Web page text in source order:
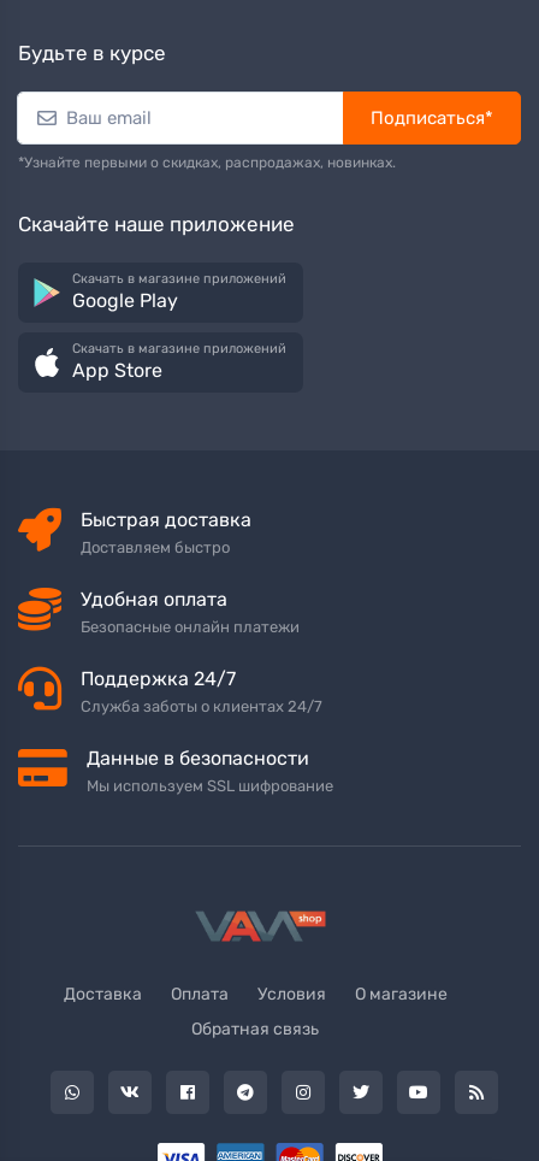
Будьте в курсе
Подписаться*
*Узнайте первыми о скидках, распродажах, новинках.
Скачайте наше приложение
Скачать в магазине приложений
Google Play
Скачать в магазине приложений
App Store
Быстрая доставка
Доставляем быстро
Удобная оплата
Безопасные онлайн платежи
Поддержка 24/7
Служба заботы о клиентах 24/7
Данные в безопасности
Мы используем SSL шифрование
Доставка Оплата Условия
О магазине
Обратная связь